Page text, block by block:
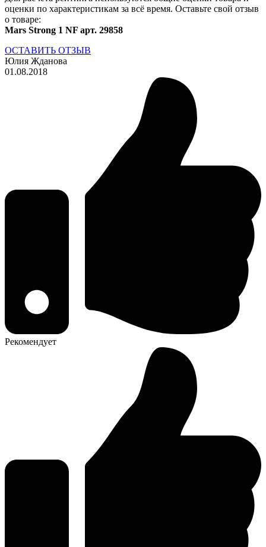
оценки по характеристикам за всё время. Оставьте свой отзыв
о товаре:
Mars Strong 1 NF арт. 29858
ОСТАВИТЬ ОТЗЫВ
Юлия Жданова
01.08.2018
Рекомендует